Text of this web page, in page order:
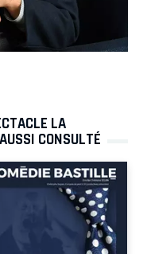
LA
CONSULTÉ